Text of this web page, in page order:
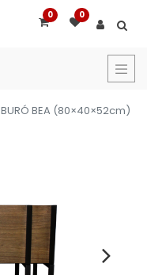
0 0
BURÓ BEA (80×40×52cm)